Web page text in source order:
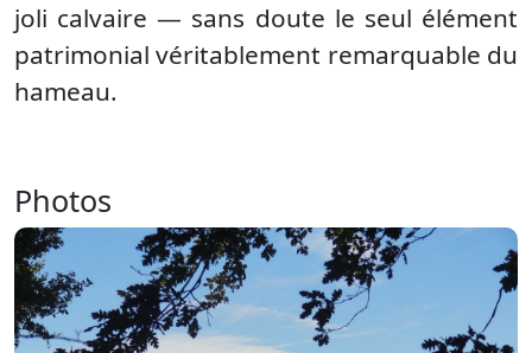
joli calvaire — sans doute le seul élément
patrimonial véritablement remarquable du
hameau.
Photos